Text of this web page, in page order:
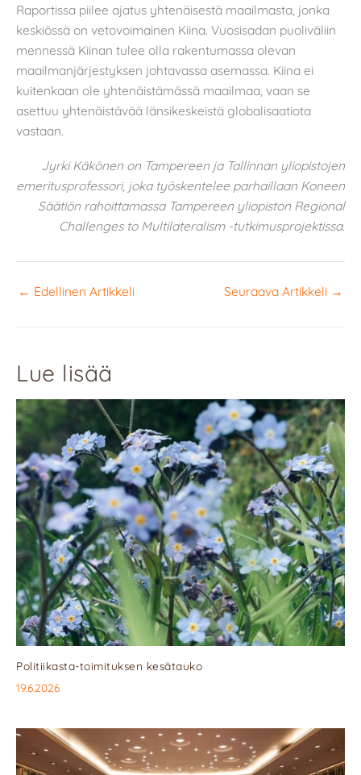
Raportissa piilee ajatus yhtenäisestä maailmasta, jonka
keskiössä on vetovoimainen Kiina. Vuosisadan puoliväliin
mennessä Kiinan tulee olla rakentumassa olevan
maailmanjärjestyksen johtavassa asemassa. Kiina ei
kuitenkaan ole yhtenäistämässä maailmaa, vaan se
asettuu yhtenäistävää länsikeskeistä globalisaatiota
vastaan.
Jyrki Käkönen on Tampereen ja Tallinnan yliopistojen
emeritusprofessori, joka työskentelee parhaillaan Koneen
Säätiön rahoittamassa Tampereen yliopiston Regional
Challenges to Multilateralism -tutkimusprojektissa.
← Edellinen Artikkeli Seuraava Artikkeli →
Lue lisää
Politiikasta-toimituksen kesätauko
19.6.2026